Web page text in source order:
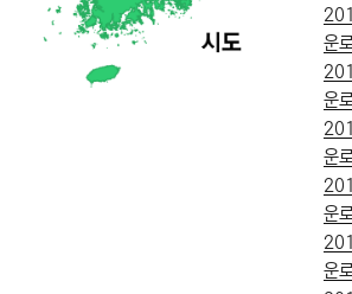
운
운
운
운
운